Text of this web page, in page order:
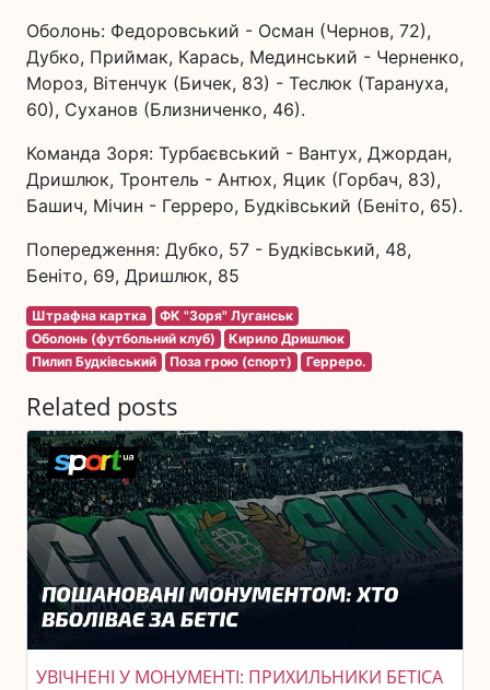
Оболонь: Федоровський - Осман (Чернов, 72),
Дубко, Приймак, Карась, Мединський - Черненко,
Мороз, Вітенчук (Бичек, 83) - Теслюк (Тарануха,
60), Суханов (Близниченко, 46).
Команда Зоря: Турбаєвський - Вантух, Джордан,
Дришлюк, Тронтель - Антюх, Яцик (Горбач, 83),
Башич, Мічин - Герреро, Будківський (Беніто, 65).
Попередження: Дубко, 57 - Будківський, 48,
Беніто, 69, Дришлюк, 85
Штрафна картка
ФК "Зоря" Луганськ
Оболонь (футбольний клуб)
Кирило Дришлюк
Пилип Будківський
Поза грою (спорт) Герреро.
Related posts
УВІЧНЕНІ У МОНУМЕНТІ: ПРИХИЛЬНИКИ БЕТІСА